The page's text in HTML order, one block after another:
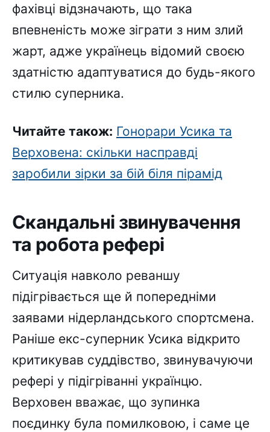
фахівці відзначають, що така
впевненість може зіграти з ним злий
жарт, адже українець відомий своєю
здатністю адаптуватися до будь-якого
стилю суперника.
Читайте також: Гонорари Усика та
Верховена: скільки насправді
заробили зірки за бій біля пірамід
Скандальні звинувачення
та робота рефері
Ситуація навколо реваншу
підігрівається ще й попередніми
заявами нідерландського спортсмена.
Раніше екс-суперник Усика відкрито
критикував суддівство, звинувачуючи
рефері у підігріванні українцю.
Верховен вважає, що зупинка
поєдинку була помилковою, і саме це